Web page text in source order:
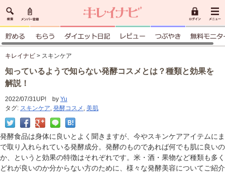
キレイナビ > スキンケア
知っているようで知らない発酵コスメとは？種類と効果を
解説！
2022/07/31UP! by Yu
タグ: スキンケア, 発酵コスメ , 美肌
発酵食品は身体に良いとよく聞きますが、今やスキンケアアイテムにま
で取り入れられている発酵成分。発酵のものであれば何でも肌に良いの
か、というと効果の特徴はそれぞれです。米・酒・果物など種類も多く
どれが良いのか分からない方のために、様々な発酵美容についてご紹介